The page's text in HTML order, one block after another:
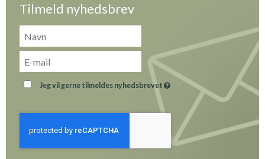
Tilmeld nyhedsbrev
Jeg vil gerne tilmeldes nyhedsbrevet